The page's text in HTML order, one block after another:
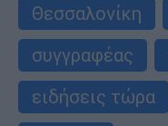
Θεσσαλονίκη
συγγραφέας
ειδήσεις τώρα